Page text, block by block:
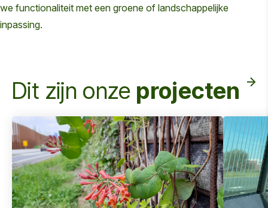
we functionaliteit met een groene of landschappelijke
inpassing.
Dit zijn onze projecten